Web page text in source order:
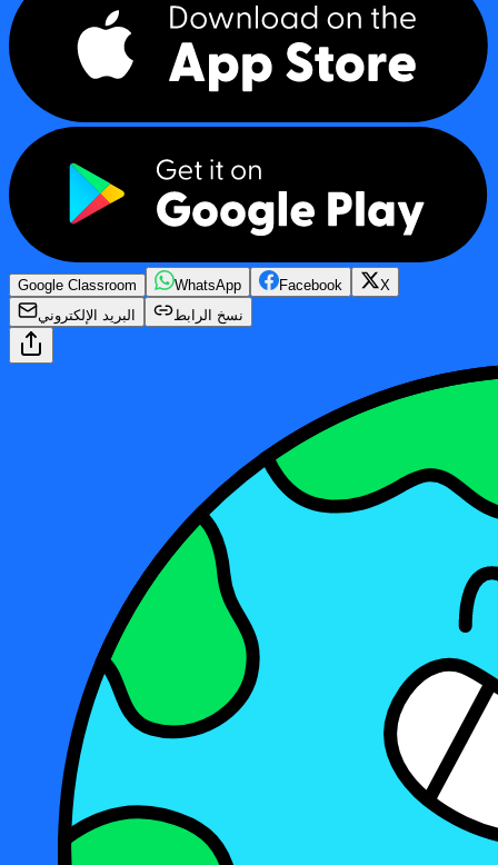
Google Classroom WhatsApp Facebook
X
البريد الإلكتروني
نسخ الرابط